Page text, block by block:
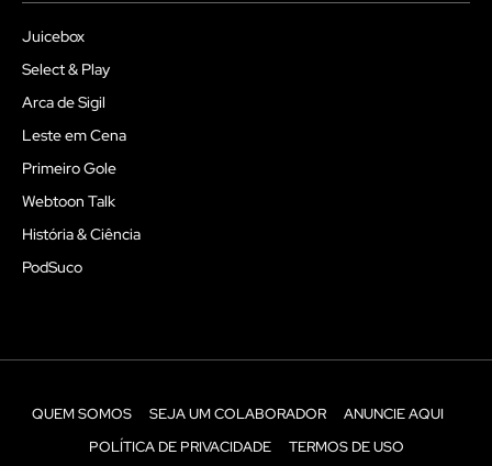
Juicebox
Select & Play
Arca de Sigil
Leste em Cena
Primeiro Gole
Webtoon Talk
História & Ciência
PodSuco
QUEM SOMOS SEJA UM COLABORADOR
ANUNCIE AQUI
POLÍTICA DE PRIVACIDADE
TERMOS DE USO